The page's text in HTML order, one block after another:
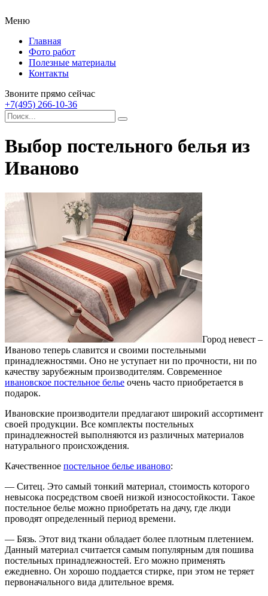
Меню
Главная
Фото работ
Полезные материалы
Контакты
Звоните прямо сейчас
+7(495) 266-10-36
Выбор постельного белья из
Иваново
Город невест –
Иваново теперь славится и своими постельными
принадлежностями. Оно не уступает ни по прочности, ни по
качеству зарубежным производителям. Современное
ивановское постельное белье очень часто приобретается в
подарок.
Ивановские производители предлагают широкий ассортимент
своей продукции. Все комплекты постельных
принадлежностей выполняются из различных материалов
натурального происхождения.
Качественное постельное белье иваново:
— Ситец. Это самый тонкий материал, стоимость которого
невысока посредством своей низкой износостойкости. Такое
постельное белье можно приобретать на дачу, где люди
проводят определенный период времени.
— Бязь. Этот вид ткани обладает более плотным плетением.
Данный материал считается самым популярным для пошива
постельных принадлежностей. Его можно применять
ежедневно. Он хорошо поддается стирке, при этом не теряет
первоначального вида длительное время.